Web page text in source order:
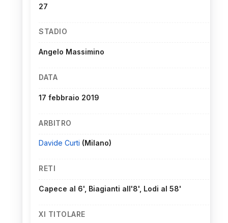
27
STADIO
Angelo Massimino
DATA
17 febbraio 2019
ARBITRO
Davide Curti (Milano)
RETI
Capece al 6', Biagianti all'8', Lodi al 58'
XI TITOLARE